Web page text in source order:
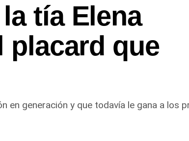
tía Elena
placard que
en generación y que todavía le gana a los